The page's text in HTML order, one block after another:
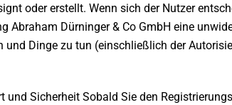
oder erstellt. Wenn sich der Nutzer
Abraham Dürninger & Co GmbH eine
und Dinge zu tun (einschließlich der
und Sicherheit Sobald Sie den